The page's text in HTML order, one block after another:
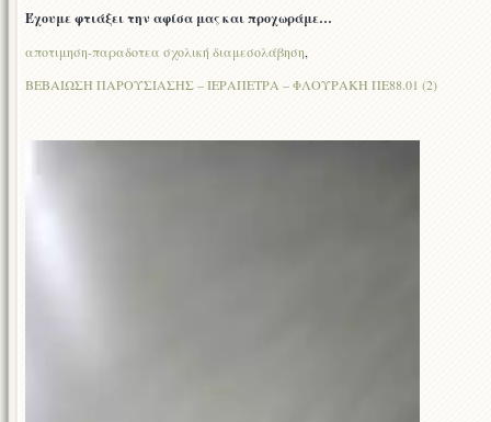
Έχουμε φτιάξει την αφίσα μας και προχωράμε…
αποτιμηση-παραδοτεα σχολική διαμεσολάβηση,
ΒΕΒΑΙΩΣΗ ΠΑΡΟΥΣΙΑΣΗΣ – ΙΕΡΑΠΕΤΡΑ – ΦΛΟΥΡΑΚΗ ΠΕ88.01 (2)